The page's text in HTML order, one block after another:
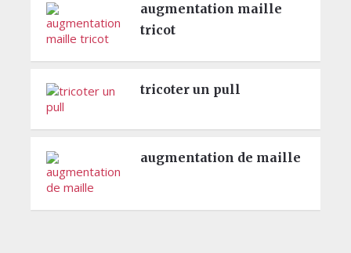
augmentation maille
tricot
tricoter un pull
augmentation de maille